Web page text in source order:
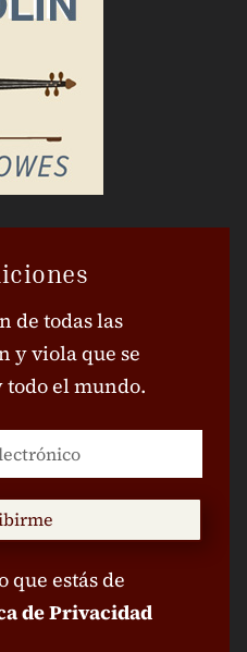
de todas las
y viola que se
todo el mundo.
que estás de
de Privacidad